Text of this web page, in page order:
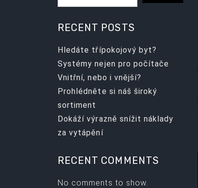
RECENT POSTS
Hledáte třípokojový byt?
Systémy nejen pro počítače
Vnitřní, nebo i vnější?
Prohlédněte si náš široký
sortiment
Dokáží výrazně snížit náklady
za vytápění
RECENT COMMENTS
No comments to show.